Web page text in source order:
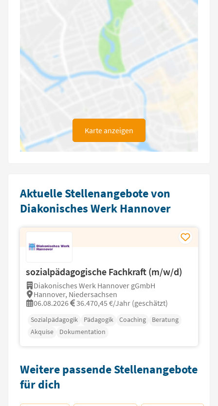
Karte anzeigen
Aktuelle Stellenangebote von
Diakonisches Werk Hannover
sozialpädagogische Fachkraft (m/w/d)
Diakonisches Werk Hannover gGmbH
Hannover, Niedersachsen
06.08.2026
36.470,45 €/Jahr (geschätzt)
Sozialpädagogik Pädagogik Coaching
Beratung
Akquise
Dokumentation
Weitere passende Stellenangebote
für dich